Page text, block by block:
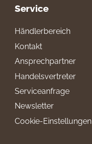
Service
Händlerbereich
Kontakt
Ansprechpartner
Handelsvertreter
Serviceanfrage
Newsletter
Cookie-Einstellungen